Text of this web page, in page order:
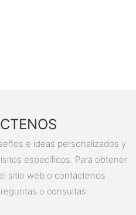
e ideas personalizados y
específicos. Para obtener
sitio web o contáctenos
o consultas.